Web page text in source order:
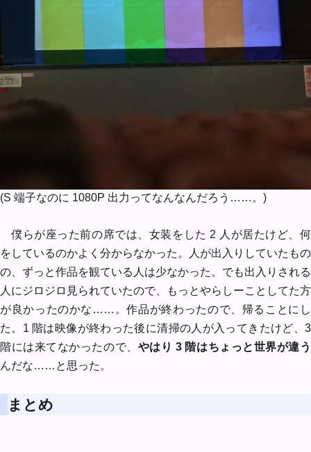
(S 端子なのに 1080P 出力ってなんなんだろう……。)
僕らが座った前の席では、女装をした 2 人が居たけど、何
をしているのかよく分からなかった。人が出入りしていたもの
の、ずっと作品を観ている人は少なかった。でも出入りされる
人にジロジロ見られていたので、もっとやらしーことしてた方
が良かったのかな……。作品が終わったので、帰ることにし
た。1 階は映像が終わった後に清掃の人が入ってきたけど、3
階には来てなかったので、 やはり 3 階はちょっと世界が違う
んだな……と思った。
まとめ